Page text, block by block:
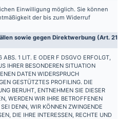
Einwilligung möglich. Sie können
der bis zum Widerruf
sowie gegen Direktwerbung (Art. 21
1 LIT. E ODER F DSGVO ERFOLGT,
IHRER BESONDEREN SITUATION
DATEN WIDERSPRUCH
GESTÜTZTES PROFILING. DIE
BERUHT, ENTNEHMEN SIE DIESER
WERDEN WIR IHRE BETROFFENEN
DENN, WIR KÖNNEN ZWINGENDE
DIE IHRE INTERESSEN, RECHTE UND